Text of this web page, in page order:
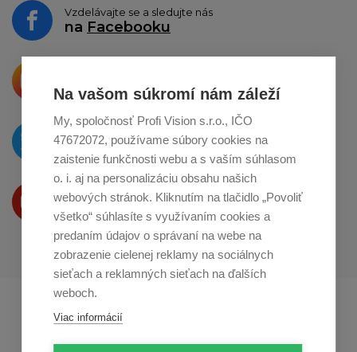
Na vašom súkromí nám záleží
My, spoločnosť Profi Vision s.r.o., IČO
47672072, používame súbory cookies na
zaistenie funkčnosti webu a s vaším súhlasom
o. i. aj na personalizáciu obsahu našich
webových stránok. Kliknutím na tlačidlo „Povoliť
všetko“ súhlasíte s využívaním cookies a
predaním údajov o správaní na webe na
zobrazenie cielenej reklamy na sociálnych
sieťach a reklamných sieťach na ďalších
weboch.
Viac informácií
Vzdelávajte se a sledujte nás
na Facebooku
o zdieľanie naInstagrame
O novinkách píšeme
naTwitteri
Produkty Vám predstavujeme
na Youtube
Profikuchař.cz